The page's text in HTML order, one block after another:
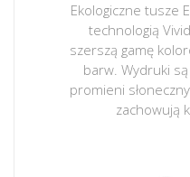
Ekologiczne tusze
technologią
szerszą gamę
barw. Wydruki
promieni
zachowują